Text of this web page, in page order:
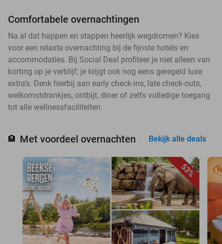
Comfortabele overnachtingen
Na al dat happen en stappen heerlijk wegdromen? Kies
voor een relaxte overnachting bij de fijnste hotels en
accommodaties. Bij Social Deal profiteer je niet alleen van
korting op je verblijf; je krijgt ook nog eens geregeld luxe
extra’s. Denk hierbij aan early check-ins, late check-outs,
welkomstdrankjes, ontbijt, diner of zelfs volledige toegang
tot alle wellnessfaciliteiten.
🏨 Met voordeel overnachten Bekijk alle deals
53%